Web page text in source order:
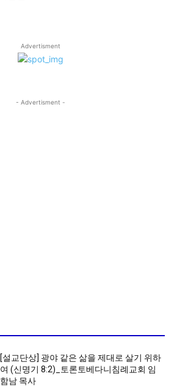
Advertisment
- Advertisment -
[설교단상] 광야 같은 삶을 제대로 살기 위하
여 (신명기 8:2)_토론토베다니침례교회 임
함남 목사